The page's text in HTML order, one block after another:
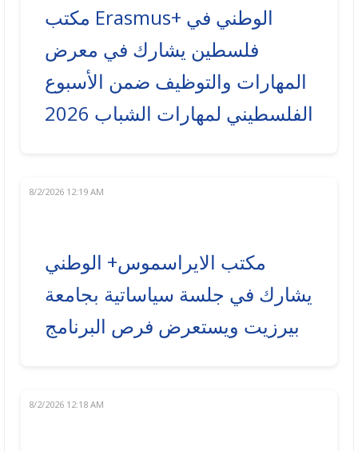
مكتب Erasmus+ الوطني في
فلسطين يشارك في معرض
المهارات والتوظيف ضمن الأسبوع
الفلسطيني لمهارات الشباب 2026
8/2/2026 12:19 AM
مكتب الايراسموس+ الوطني
يشارك في جلسة سياساتية بجامعة
بيرزيت ويستعرض فرص البرنامج
8/2/2026 12:18 AM